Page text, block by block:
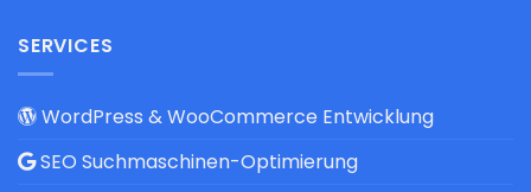
SERVICES
WordPress & WooCommerce Entwicklung
SEO Suchmaschinen-Optimierung